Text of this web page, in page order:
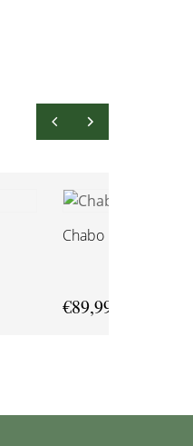
Chabo Milano
€89,99